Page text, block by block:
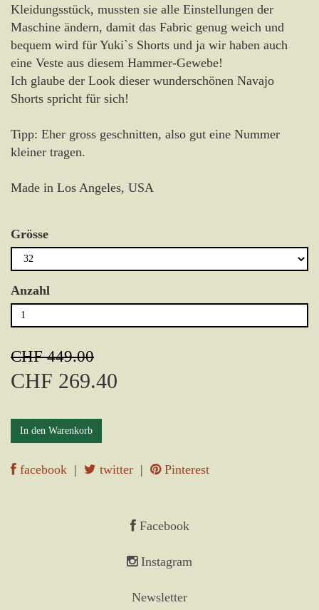
Kleidungsstück, mussten sie alle Einstellungen der
Maschine ändern, damit das Fabric genug weich und
bequem wird für Yuki`s Shorts und ja wir haben auch
eine Veste aus diesem Hammer-Gewebe!
Ich glaube der Look dieser wunderschönen Navajo
Shorts spricht für sich!
Tipp: Eher gross geschnitten, also gut eine Nummer
kleiner tragen.
Made in Los Angeles, USA
Grösse
Anzahl
CHF 449.00
CHF 269.40
In den Warenkorb
facebook | twitter | Pinterest
Facebook
Instagram
Newsletter